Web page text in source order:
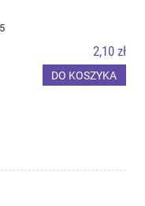
2,10 zł
DO KOSZYKA